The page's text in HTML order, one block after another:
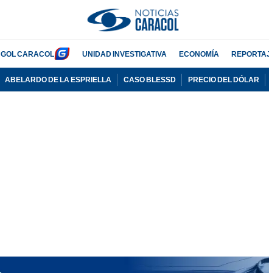
GOL CARACOL UNIDAD INVESTIGATIVA ECONOMÍA
ABELARDO DE LA ESPRIELLA CASO BLESSD PRECIO DEL DÓLAR